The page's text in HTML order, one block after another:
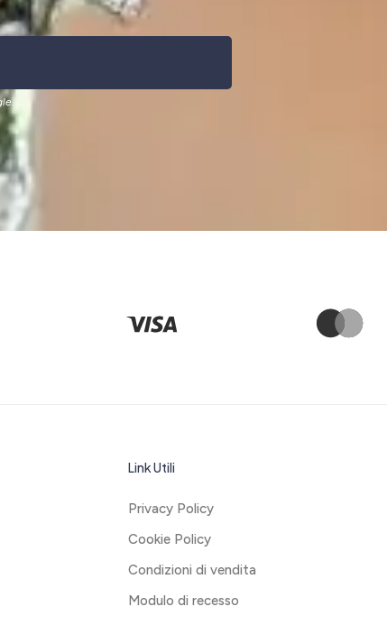
Link Utili
Privacy Policy
Cookie Policy
Condizioni di vendita
Modulo di recesso